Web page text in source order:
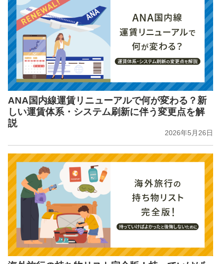
ANA国内線運賃リニューアルで何が変わる？新
しい運賃体系・システム刷新に伴う変更点を解
説
2026年5月26日